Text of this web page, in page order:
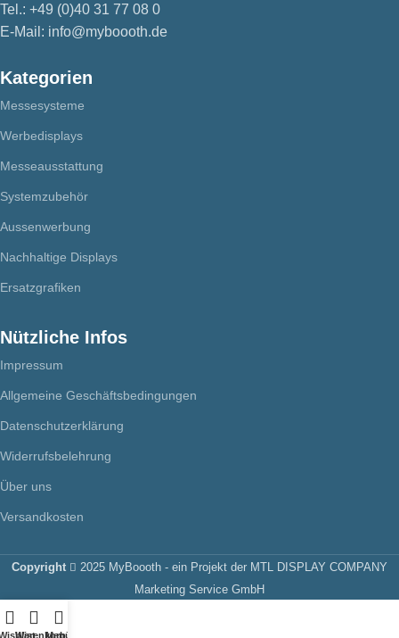
Tel.: +49 (0)40 31 77 08 0
E-Mail: info@myboooth.de
Kategorien
Messesysteme
Werbedisplays
Messeausstattung
Systemzubehör
Aussenwerbung
Nachhaltige Displays
Ersatzgrafiken
Nützliche Infos
Impressum
Allgemeine Geschäftsbedingungen
Datenschutzerklärung
Widerrufsbelehrung
Über uns
Versandkosten
Copyright
2025 MyBoooth - ein Projekt der MTL DISPLAY COMPANY
Marketing Service GmbH
Warenkorb
Menü